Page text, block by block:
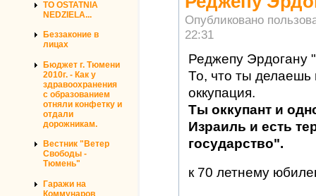
TO OSTATNIA
NEDZIELA...
Беззаконие в
лицах
Бюджет г. Тюмени
2010г. - Как у
здравоохранения
с образованием
отняли конфетку и
отдали
дорожникам.
Вестник "Ветер
Свободы -
Тюмень"
Гаражи на
Коммунаров
Опубликовано
22:31
Реджепу Эрдогану
То, что ты делаешь
оккупация.
Ты оккупант и
Израиль и есть
государство".
к 70 летнему